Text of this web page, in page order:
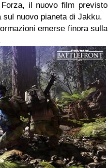
il nuovo film previsto
nuovo pianeta di Jakku.
emerse finora sulla